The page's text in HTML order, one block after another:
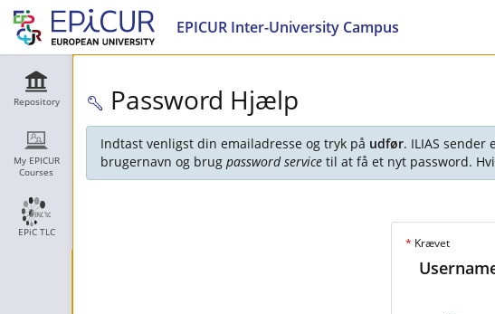
EPICUR Inter-University Campus
Repository
My EPICUR
Courses
EPiC TLC
Password Hjælp
Indtast venligst din emailadresse og tryk på udfør. ILIAS
brugernavn og brug password service til at få et nyt password.
* Krævet